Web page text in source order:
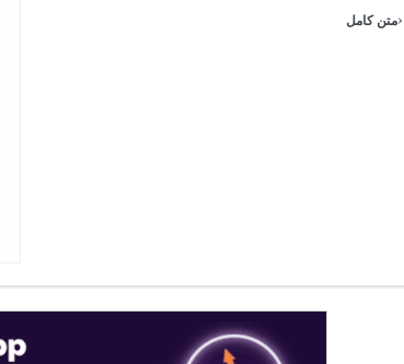
متن کامل›